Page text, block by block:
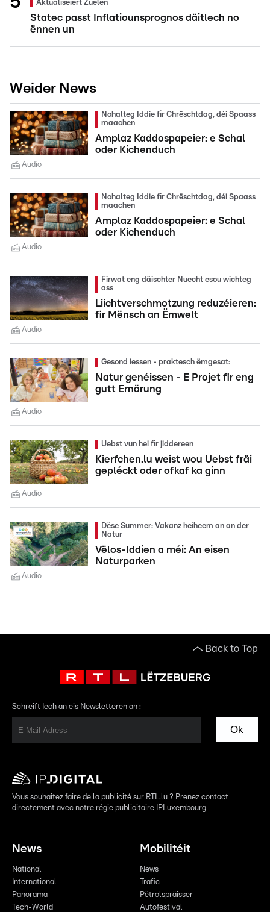
Aktualiséiert Zuelen
Statec passt Inflatiounsprognos däitlech no
ënnen un
Weider News
Nohalteg Iddie fir Chrëschtdag, déi Spaass
maachen
Amplaz Kaddospapeier: e Schal
oder Kichenduch
Audio
Nohalteg Iddie fir Chrëschtdag, déi Spaass
maachen
Amplaz Kaddospapeier: e Schal
oder Kichenduch
Audio
Firwat eng däischter Nuecht esou wichteg
ass
Liichtverschmotzung reduzéieren:
fir Mënsch an Ëmwelt
Audio
Gesond iessen - praktesch ëmgesat:
Natur genéissen - E Projet fir eng
gutt Ernärung
Audio
Uebst vun hei fir jiddereen
Kierfchen.lu weist wou Uebst fräi
gepléckt oder ofkaf ka ginn
Audio
Dëse Summer: Vakanz heiheem an an der
Natur
Vëlos-Iddien a méi: An eisen
Naturparken
Audio
Back to Top
Schreift Iech an eis Newsletteren an :
Ok
Vous souhaitez faire de la publicité sur RTL.lu ? Prenez contact
directement avec notre régie publicitaire IPLuxembourg
News
National
International
Panorama
Tech-World
Mobilitéit
News
Trafic
Pëtrolspräisser
Autofestival